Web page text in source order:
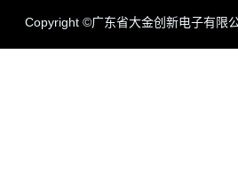
Copyright ©广东省大金创新电子有限